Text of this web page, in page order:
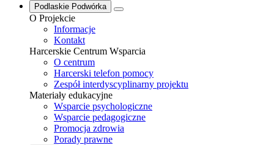
Podlaskie Podwórka
O Projekcie
Informacje
Kontakt
Harcerskie Centrum Wsparcia
O centrum
Harcerski telefon pomocy
Zespół interdyscyplinarny projektu
Materiały edukacyjne
Wsparcie psychologiczne
Wsparcie pedagogiczne
Promocja zdrowia
Porady prawne